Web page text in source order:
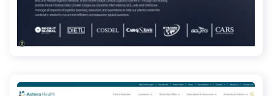
gcl.global